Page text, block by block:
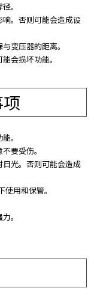
。
。否则可能会造成设
变压器的距离。
会损坏功能。
。
要受伤。
光。否则可能会造成
用和保管。
。